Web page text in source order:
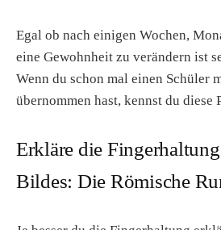
Egal ob nach einigen Wochen,
eine Gewohnheit zu verändern ist
Wenn du schon mal einen Schüler
übernommen hast, kennst du diese
Erkläre die
Bildes: Die Römische